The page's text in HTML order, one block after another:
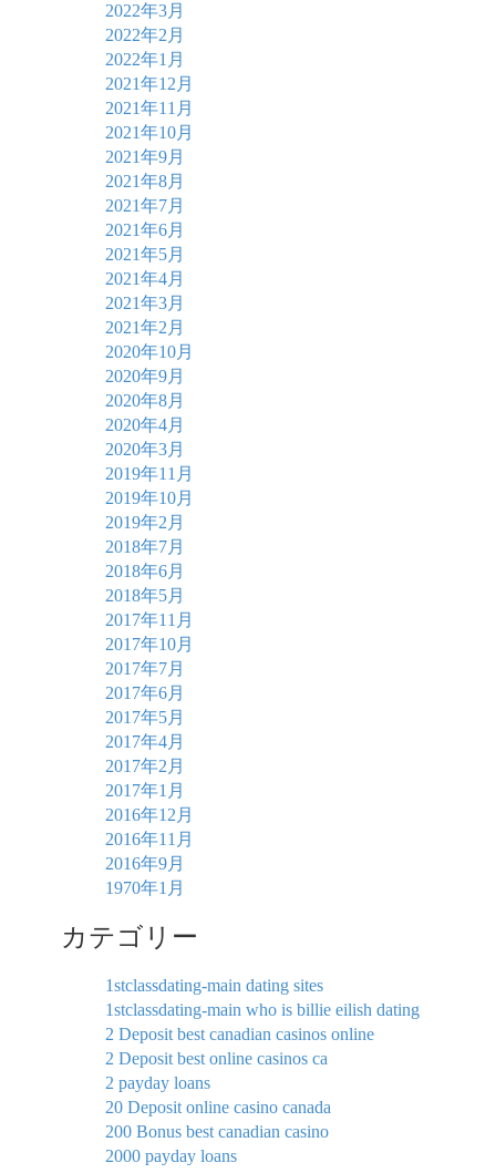
2022年3月
2022年2月
2022年1月
2021年12月
2021年11月
2021年10月
2021年9月
2021年8月
2021年7月
2021年6月
2021年5月
2021年4月
2021年3月
2021年2月
2020年10月
2020年9月
2020年8月
2020年4月
2020年3月
2019年11月
2019年10月
2019年2月
2018年7月
2018年6月
2018年5月
2017年11月
2017年10月
2017年7月
2017年6月
2017年5月
2017年4月
2017年2月
2017年1月
2016年12月
2016年11月
2016年9月
1970年1月
カテゴリー
1stclassdating-main dating sites
1stclassdating-main who is billie eilish dating
2 Deposit best canadian casinos online
2 Deposit best online casinos ca
2 payday loans
20 Deposit online casino canada
200 Bonus best canadian casino
2000 payday loans